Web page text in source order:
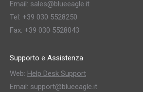
Email: sales@blueeagle.it
Tel: +39 030 5528250
Fax: +39 030 5528043
Supporto e Assistenza
Web: Help Desk Support
Email: support@blueeagle.it